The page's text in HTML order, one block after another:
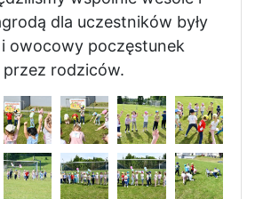
dla uczestników były
owocowy poczęstunek
rodziców.